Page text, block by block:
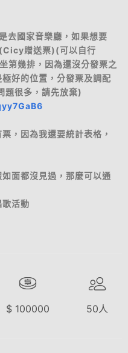
去國家音樂廳，如果想要
贈送票)(可以自行
第幾排，因為還沒分發票之
好的位置，分發票及調配
題很多，請先放棄)
，因為我還要統計表格，
面都沒見過，那麼可以通
活動
$ 100000 50人